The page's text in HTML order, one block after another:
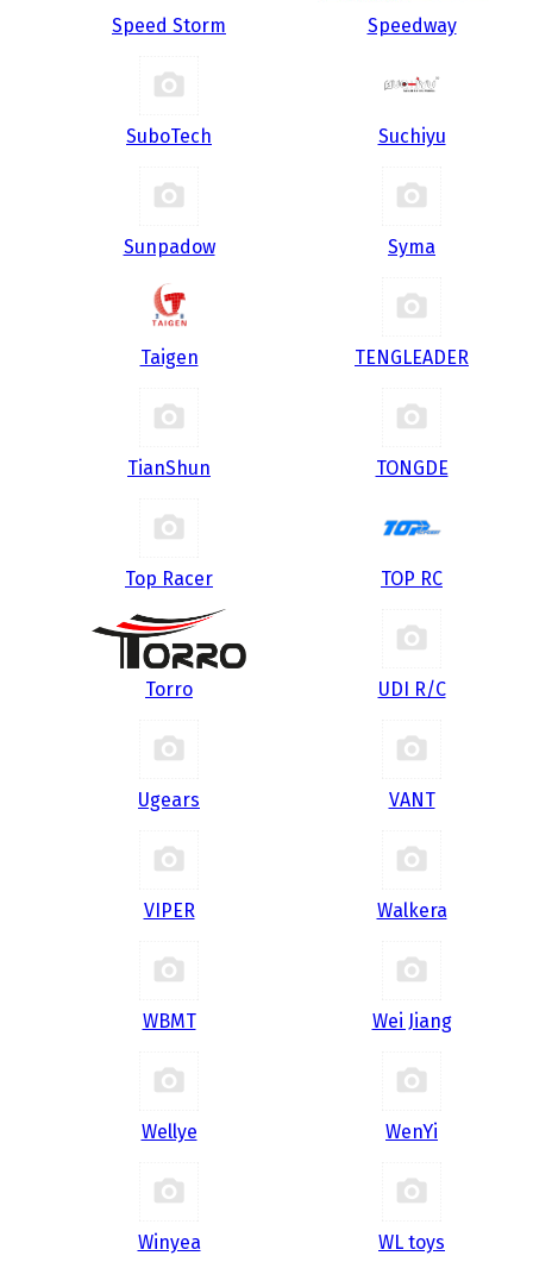
Speed Storm Speedway
SuboTech Suchiyu
Sunpadow Syma
Taigen TENGLEADER
TianShun TONGDE
Top Racer TOP RC
Torro UDI R/С
Ugears VANT
VIPER Walkera
WBMT Wei Jiang
Wellye WenYi
Winyea WL toys